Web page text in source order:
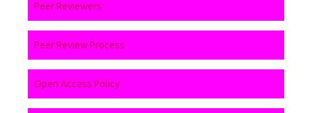
Peer Reviewers
Peer Review Process
Open Access Policy